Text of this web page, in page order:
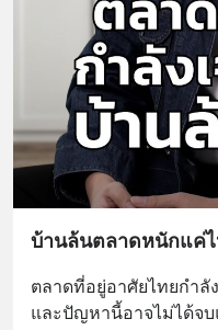
บ้านล้นตลาดหนักแค่
ตลาดที่อยู่อาศัยไทยกำลั
และปัญหานี้อาจไม่ได้จบ